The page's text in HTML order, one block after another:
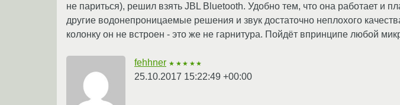
не париться), решил взять JBL Bluetooth. Удобно тем, что она работает и
другие водонепроницаемые решения и звук достаточно неплохого
колонку он не встроен - это же не гарнитура. Пойдёт впринципе любой
fehhner ★★★★★
25.10.2017 15:22:49 +00:00